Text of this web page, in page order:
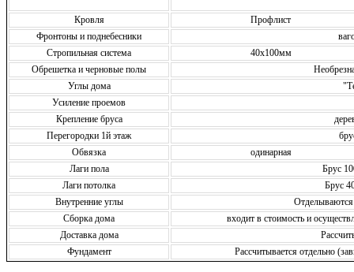
Кровля
Профлист
Фронтоны и поднебесники
Стропильная система
40х100мм
Обрешетка и черновые полы
Углы дома
Усиление проемов
Крепление бруса
Перегородки 1й этаж
Обвязка
одинарная
Лаги пола
Брус
Лаги потолка
Брус
Внутренние углы
Сборка дома
входит в стоимость и
Доставка дома
Фундамент
Рассчитывается отдельно